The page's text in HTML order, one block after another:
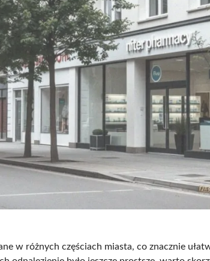
w różnych częściach miasta, co znacznie